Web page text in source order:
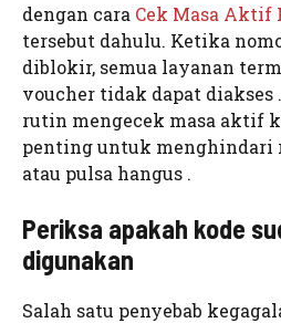
dengan cara Cek Masa Aktif
tersebut dahulu. Ketika
diblokir, semua layanan
voucher tidak dapat diakses
rutin mengecek masa aktif
penting untuk
atau pulsa hangus .
Periksa apakah kode
digunakan
Salah satu penyebab